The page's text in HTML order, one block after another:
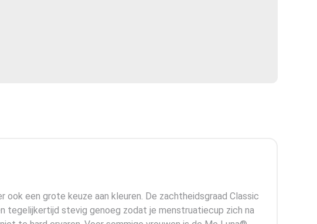
een grote keuze aan kleuren. De zachtheidsgraad Classic
tegelijkertijd stevig genoeg zodat je menstruatiecup zich na